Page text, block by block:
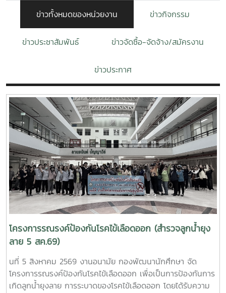
ข่าวทั้งหมดของหน่วยงาน ข่าวกิจกรรม
ข่าวประชาสัมพันธ์ ข่าวจัดซื้อ-จัดจ้าง/สมัครงาน
ข่าวประกาศ
โครงการรณรงค์ป้องกันโรคไข้เลือดออก (สำรวจลูกน้ำยุง
ลาย 5 สค.69)
นที่ 5 สิงหาคม 2569 งานอนามัย กองพัฒนานักศึกษา จัด
โครงการรณรงค์ป้องกันโรคไข้เลือดออก เพื่อเป็นการป้องกันการ
เกิดลูกน้ำยุงลาย การระบาดของโรคไข้เลือดออก โดยได้รับความ